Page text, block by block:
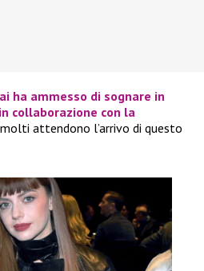
ha ammesso di sognare in
collaborazione con la
attendono l’arrivo di questo